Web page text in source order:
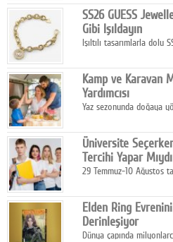
SS26 GUESS
Gibi Işıldayın
Işıltılı tasarımlarla dolu
dokunuşunu taşıyor.
Kamp ve Karavan
Yardımcısı
Yaz sezonunda doğaya
temizlik sağlayan,
ediyor.
Üniversite
Tercihi Yapar
29 Temmuz-10 Ağustos
Elden Ring
Derinleşiyor
Dünya çapında